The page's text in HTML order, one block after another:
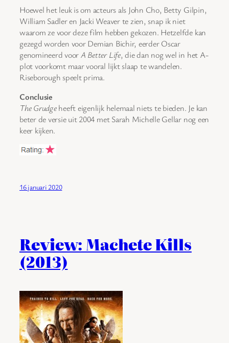
Hoewel het leuk is om acteurs als John Cho, Betty Gilpin,
William Sadler en Jacki Weaver te zien, snap ik niet
waarom ze voor deze film hebben gekozen. Hetzelfde kan
gezegd worden voor Demian Bichir, eerder Oscar
genomineerd voorA Better Life, die dan nog wel in het A-
plot voorkomt maar vooral lijkt slaap te wandelen.
Riseborough speelt prima.
Conclusie
The Grudgeheeft eigenlijk helemaal niets te bieden. Je kan
beter de versie uit 2004 met Sarah Michelle Gellar nog een
keer kijken.
16 januari 2020
Review: Machete Kills
(2013)